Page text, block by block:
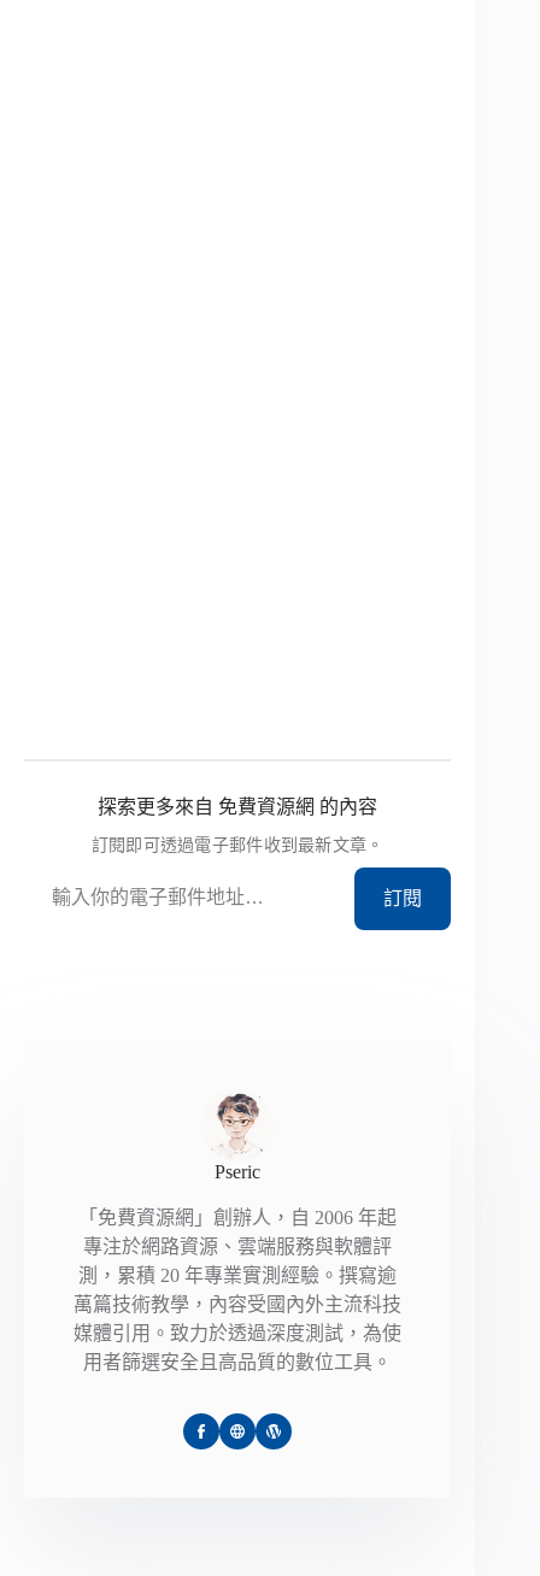
探索更多來自 免費資源網 的內容
訂閱即可透過電子郵件收到最新文章。
訂閱
Pseric
「免費資源網」創辦人，自 2006 年起
專注於網路資源、雲端服務與軟體評
測，累積 20 年專業實測經驗。撰寫逾
萬篇技術教學，內容受國內外主流科技
媒體引用。致力於透過深度測試，為使
用者篩選安全且高品質的數位工具。